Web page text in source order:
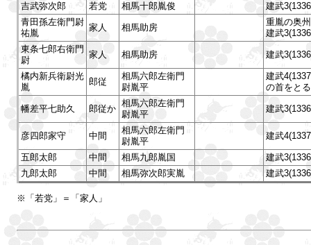
吉武弥次郎 若党 相馬十郎胤俊
建武
青田孫左衛門尉
祐胤
家人 相馬助房
重胤の奥
建武
東条七郎右衛門
尉
家人 相馬助房 建武
橘内新兵衛尉光
胤
郎従
相馬六郎左衛門
尉胤平
建武
の首をと
幡差平七助久 郎従か
相馬六郎左衛門
尉胤平
建武
彦四郎家守 中間
相馬六郎左衛門
尉胤平
建武
五郎太郎 中間 相馬九郎胤国
建武
九郎太郎
中間 相馬弥次郎実胤 建武
※「若党」＝「家人」